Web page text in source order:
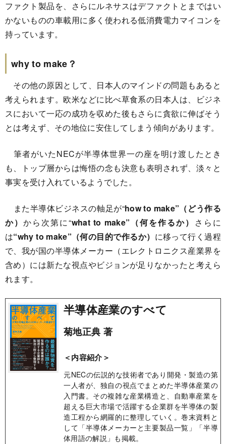
ファクト製品を、さらにルネサスはデファクトとまではい
かないものの車載用に多く使われる低消費電力マイコンを
持っています。
why to make？
その他の原因として、日本人のマインドの問題もあると
考えられます。欧米などに比べ草食系の日本人は、ビジネ
スにおいて一応の成功を収めた後もさらに貪欲に伸ばそう
とは考えず、その地位に安住してしまう傾向があります。
筆者がいたNECが半導体世界一の座を明け渡したとき
も、トップ層からは悔悟の念も決意も表明されず、淡々と
事実を受け入れているようでした。
また半導体ビジネスの軸足が“how to make”（どう作る
か）から次第に“what to make”（何を作るか）
さらに
は“why to make”（何の目的で作るか） に移って行く過程
で、我が国の半導体メーカー（エレクトロニクス産業界を
含め）には新たな視点やビジョンが足りなかったと考えら
れます。
半導体産業のすべて
菊地正典 著
＜内容紹介＞
元NECの伝説的な技術者であり開発・製造の第
一人者が、独自の視点でまとめた半導体産業の
入門書。その複雑な産業構造と、自動車産業を
超える巨大市場で活躍する企業群を半導体の製
造工程から網羅的に整理していく。巻末資料と
して「半導体メーカーと主要製品一覧」「半導
体用語の解説」も掲載。